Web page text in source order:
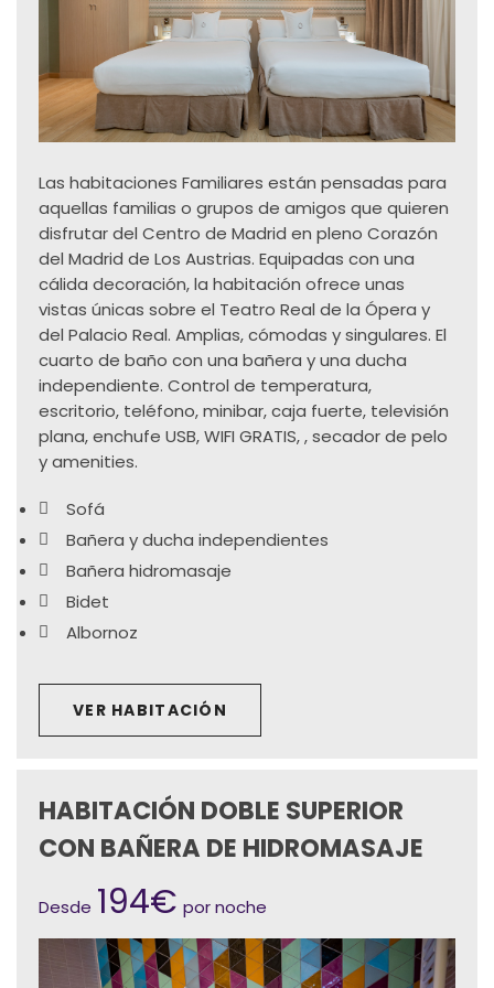
Las habitaciones Familiares están pensadas para
aquellas familias o grupos de amigos que quieren
disfrutar del Centro de Madrid en pleno Corazón
del Madrid de Los Austrias. Equipadas con una
cálida decoración, la habitación ofrece unas
vistas únicas sobre el Teatro Real de la Ópera y
del Palacio Real. Amplias, cómodas y singulares. El
cuarto de baño con una bañera y una ducha
independiente. Control de temperatura,
escritorio, teléfono, minibar, caja fuerte, televisión
plana, enchufe USB, WIFI GRATIS, , secador de pelo
y amenities.
Sofá
Bañera y ducha independientes
Bañera hidromasaje
Bidet
Albornoz
VER HABITACIÓN
HABITACIÓN DOBLE SUPERIOR
CON BAÑERA DE HIDROMASAJE
Desde 194€ por noche